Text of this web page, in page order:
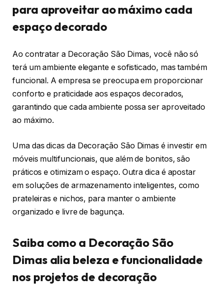
para aproveitar ao máximo cada
espaço decorado
Ao contratar a Decoração São Dimas, você não só
terá um ambiente elegante e sofisticado, mas também
funcional. A empresa se preocupa em proporcionar
conforto e praticidade aos espaços decorados,
garantindo que cada ambiente possa ser aproveitado
ao máximo.
Uma das dicas da Decoração São Dimas é investir em
móveis multifuncionais, que além de bonitos, são
práticos e otimizam o espaço. Outra dica é apostar
em soluções de armazenamento inteligentes, como
prateleiras e nichos, para manter o ambiente
organizado e livre de bagunça.
Saiba como a Decoração São
Dimas alia beleza e funcionalidade
nos projetos de decoração